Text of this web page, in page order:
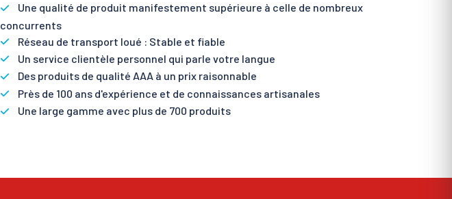
Une qualité de produit manifestement supérieure à celle de nombreux
concurrents
Réseau de transport loué : Stable et fiable
Un service clientèle personnel qui parle votre langue
Des produits de qualité AAA à un prix raisonnable
Près de 100 ans d'expérience et de connaissances artisanales
Une large gamme avec plus de 700 produits